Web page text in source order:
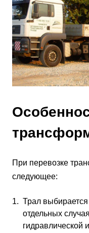
При перевозке
следующее:
Трал
отдельных
гидравлической